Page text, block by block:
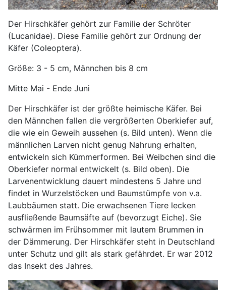
Der Hirschkäfer gehört zur Familie der Schröter
(Lucanidae). Diese Familie gehört zur Ordnung der
Käfer (Coleoptera).
Größe: 3 - 5 cm, Männchen bis 8 cm
Mitte Mai - Ende Juni
Der Hirschkäfer ist der größte heimische Käfer. Bei
den Männchen fallen die vergrößerten Oberkiefer auf,
die wie ein Geweih aussehen (s. Bild unten). Wenn die
männlichen Larven nicht genug Nahrung erhalten,
entwickeln sich Kümmerformen. Bei Weibchen sind die
Oberkiefer normal entwickelt (s. Bild oben). Die
Larvenentwicklung dauert mindestens 5 Jahre und
findet in Wurzelstöcken und Baumstümpfe von v.a.
Laubbäumen statt. Die erwachsenen Tiere lecken
ausfließende Baumsäfte auf (bevorzugt Eiche). Sie
schwärmen im Frühsommer mit lautem Brummen in
der Dämmerung. Der Hirschkäfer steht in Deutschland
unter Schutz und gilt als stark gefährdet. Er war 2012
das Insekt des Jahres.